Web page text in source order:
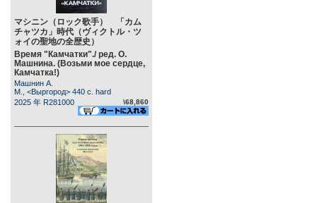
マシニン（ロック歌手） 「カム
チャツカ」時代（ヴィクトル・ツ
ォイの聖地の全歴史）
Время "Камчатки"./ ред. О.
Машнина. (Возьми мое сердце,
Камчатка!)
Машнин А.
М., <Выргород> 440 c. hard
2025 年 R281000
\68,860